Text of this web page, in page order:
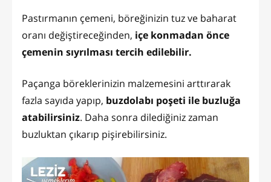
Pastırmanın çemeni, böreğinizin tuz ve baharat
oranı değiştireceğinden, içe konmadan önce
çemenin sıyrılması tercih edilebilir.
Paçanga böreklerinizin malzemesini arttırarak
fazla sayıda yapıp, buzdolabı poşeti ile buzluğa
atabilirsiniz. Daha sonra dilediğiniz zaman
buzluktan çıkarıp pişirebilirsiniz.